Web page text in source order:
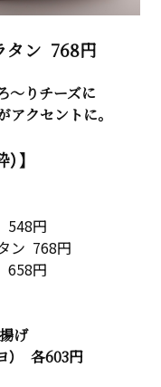
タン 768円
～りチーズに
アクセントに。
】
548円
ン 768円
658円
げ
） 各603円